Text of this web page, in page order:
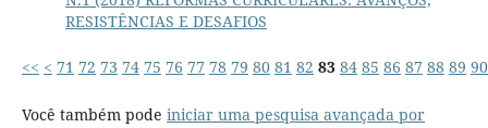
RESISTÊNCIAS E DESAFIOS
<< < 71 72 73 74 75 76 77 78 79 80 81 82 83 84 85 86 87 88 89 90
Você também pode iniciar uma pesquisa avançada por